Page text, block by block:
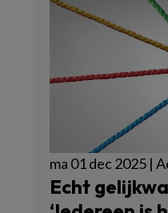
ma 01 dec 2025 |
Echt